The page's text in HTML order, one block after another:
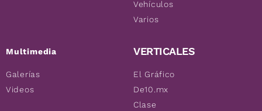
Multimedia
Galerías
Videos
Vehículos
Varios
VERTICALES
El Gráfico
De10.mx
Clase